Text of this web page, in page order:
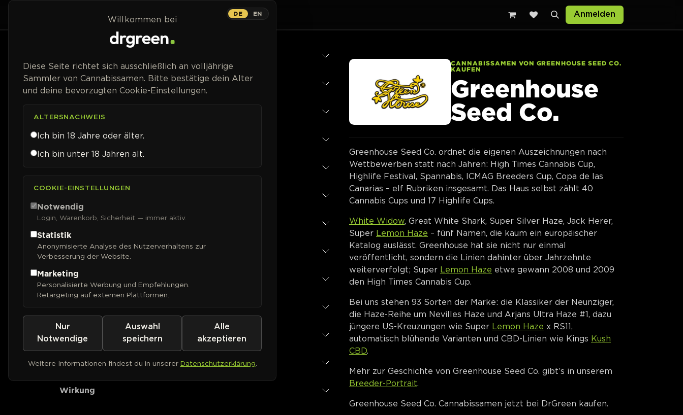
Zum Inhalt springen
Home
Strains Breeder Anmelden
Blütetyp
Genetik
THC-Gehalt
CBD-Gehalt
Ertrag (Outdoor)
Pflanzenhöhe
Geschmack
Wirkung
CANNABISSAMEN VON GREENHOUSE SEED CO.
KAUFEN
Greenhouse
Seed Co.
Greenhouse Seed Co. ordnet die eigenen Auszeichnungen nach
Wettbewerben statt nach Jahren: High Times Cannabis Cup,
Highlife Festival, Spannabis, ICMAG Breeders Cup, Copa de las
Canarias – elf Rubriken insgesamt. Das Haus selbst zählt 40
Cannabis Cups und 17 Highlife Cups.
White Widow , Great White Shark, Super Silver Haze, Jack Herer,
Super Lemon Haze – fünf Namen, die kaum ein europäischer
Katalog auslässt. Greenhouse hat sie nicht nur einmal
veröffentlicht, sondern die Linien dahinter über Jahrzehnte
weiterverfolgt; Super Lemon Haze etwa gewann 2008 und 2009
den High Times Cannabis Cup.
Bei uns stehen 93 Sorten der Marke: die Klassiker der Neunziger,
die Haze-Reihe um Nevilles Haze und Arjans Ultra Haze #1, dazu
jüngere US-Kreuzungen wie Super Lemon Haze x RS11,
automatisch blühende Varianten und CBD-Linien wie Kings Kush
CBD
Mehr zur Geschichte von Greenhouse Seed Co. gibt’s in unserem
Breeder-Portrait
Greenhouse Seed Co. Cannabissamen jetzt bei DrGreen kaufen.
DE EN
Willkommen bei
Diese Seite richtet sich ausschließlich an volljährige
Sammler von Cannabissamen. Bitte bestätige dein Alter
und deine bevorzugten Cookie-Einstellungen.
ALTERSNACHWEIS
Ich bin 18 Jahre oder älter.
Ich bin unter 18 Jahren alt.
COOKIE-EINSTELLUNGEN
Notwendig
Login, Warenkorb, Sicherheit — immer aktiv.
Statistik
Anonymisierte Analyse des Nutzerverhaltens zur
Verbesserung der Website.
Marketing
Personalisierte Werbung und Empfehlungen.
Retargeting auf externen Plattformen.
Nur
Notwendige
Auswahl
speichern
Alle
akzeptieren
Weitere Informationen findest du in unserer Datenschutzerklärung